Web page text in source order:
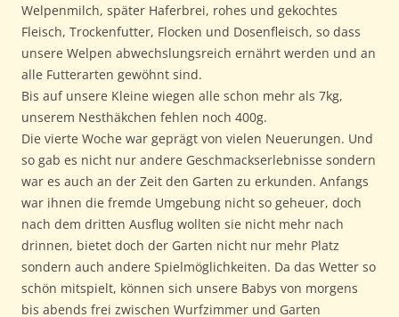
Welpenmilch, später Haferbrei, rohes und gekochtes
Fleisch, Trockenfutter, Flocken und Dosenfleisch, so dass
unsere Welpen abwechslungsreich ernährt werden und an
alle Futterarten gewöhnt sind.
Bis auf unsere Kleine wiegen alle schon mehr als 7kg,
unserem Nesthäkchen fehlen noch 400g.
Die vierte Woche war geprägt von vielen Neuerungen. Und
so gab es nicht nur andere Geschmackserlebnisse sondern
war es auch an der Zeit den Garten zu erkunden. Anfangs
war ihnen die fremde Umgebung nicht so geheuer, doch
nach dem dritten Ausflug wollten sie nicht mehr nach
drinnen, bietet doch der Garten nicht nur mehr Platz
sondern auch andere Spielmöglichkeiten. Da das Wetter so
schön mitspielt, können sich unsere Babys von morgens
bis abends frei zwischen Wurfzimmer und Garten